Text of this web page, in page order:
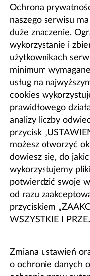
Ochrona
naszego serwisu
duże znaczenie.
wykorzystanie i
użytkownikach
minimum
usług na
cookies
prawidłowego
analizy liczby
przycisk
możesz otworzyć
dowiesz się, do
wykorzystujemy
potwierdzić swoje
od razu
przyciskiem
WSZYSTKIE I
Zmiana ustawień
o ochronie danych